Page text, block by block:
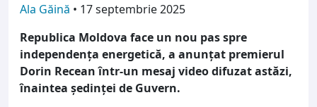
Ala Găină • 17 septembrie 2025
Republica Moldova face un nou pas spre
independența energetică, a anunțat premierul
Dorin Recean într-un mesaj video difuzat astăzi,
înaintea ședinței de Guvern.